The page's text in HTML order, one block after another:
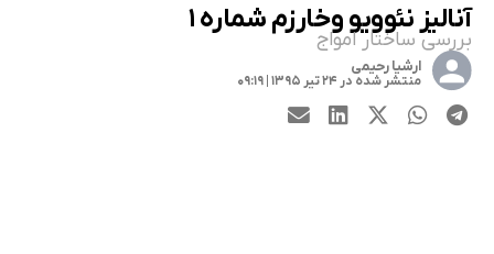
آنالیز نئوویو وخارزم شماره ۱
بررسی ساختار امواج
ارشیا رحیمی
منتشر شده در ۲۴ تیر ۱۳۹۵ | ۰۹:۱۹